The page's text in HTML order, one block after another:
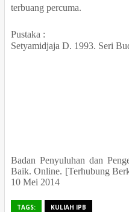
terbuang percuma.
Pustaka :
Setyamidjaja D. 1993. Seri
Badan Penyuluhan dan
Baik. Online. [Terhubung
10 Mei 2014
TAGS: KULIAH IPB